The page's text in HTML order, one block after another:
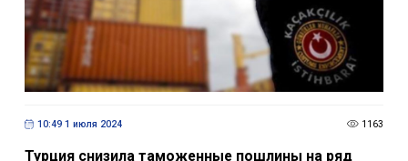
10:49 1 июля 2024 1163
Турция снизила таможенные пошлины на ряд